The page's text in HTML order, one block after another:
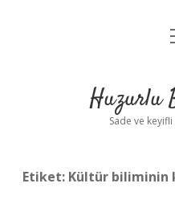
Huzurlu
Sade ve
Etiket: Kültür biliminin